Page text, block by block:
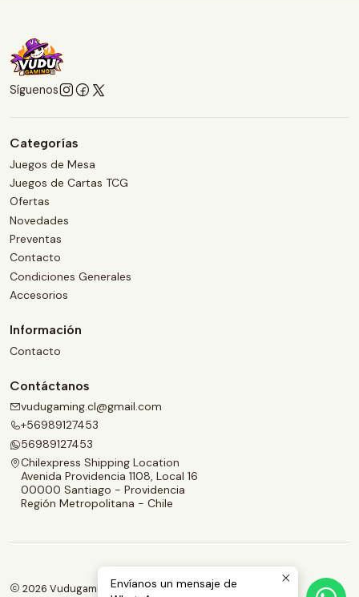
Síguenos
Categorías
Juegos de Mesa
Juegos de Cartas TCG
Ofertas
Novedades
Preventas
Contacto
Condiciones Generales
Accesorios
Información
Contacto
Contáctanos
vudugaming.cl@gmail.com
+56989127453
56989127453
Chilexpress Shipping Location
Avenida Providencia 1108, Local 16
00000 Santiago - Providencia
Región Metropolitana - Chile
2026 Vudugaming.Envíanos un mensaje de